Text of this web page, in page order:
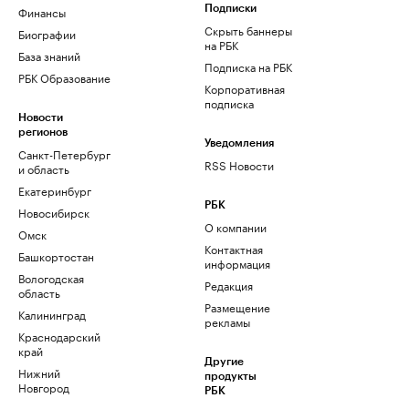
Финансы
Биографии
База знаний
РБК Образование
Новости
регионов
Санкт-Петербург
и область
Екатеринбург
Новосибирск
Омск
Башкортостан
Вологодская
область
Калининград
Краснодарский
край
Нижний
Новгород
Подписки
Скрыть баннеры
на РБК
Подписка на РБК
Корпоративная
подписка
Уведомления
RSS Новости
РБК
О компании
Контактная
информация
Редакция
Размещение
рекламы
Другие
продукты
РБК